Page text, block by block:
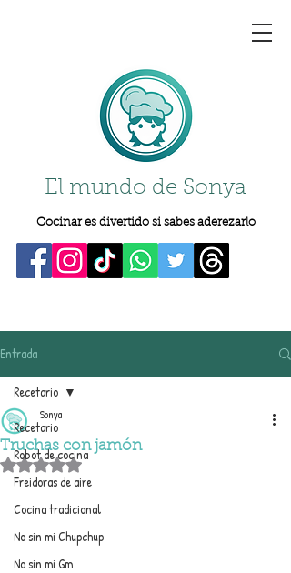
El mundo de Sonya
Cocinar es divertido si sabes aderezarlo
Entrada
Recetario
Robot de cocina
Freidoras de aire
Cocina tradicional
No sin mi Chupchup
No sin mi Gm
Recetario
Truchas con jamón
Sonya
Obtuvo NaN de 5 estrellas.